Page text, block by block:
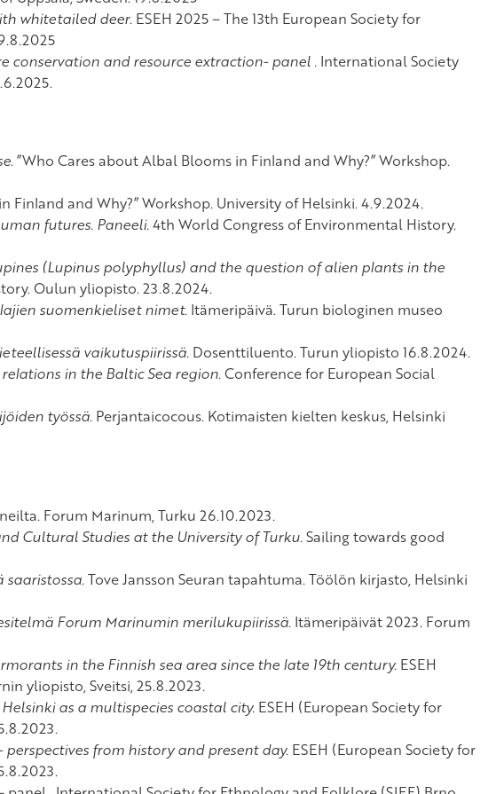
whitetailed deer. ESEH 2025 – The 13th European Society for
conservation and resource extraction- panel . International Society
. ”Who Cares about Albal Blooms in Finland and Why?” Workshop.
and Why?” Workshop. University of Helsinki. 4.9.2024.
futures. Paneeli.4th World Congress of Environmental History.
(Lupinus polyphyllus) and the question of alien plants in the
Oulun yliopisto. 23.8.2024.
suomenkieliset nimet. Itämeripäivä. Turun biologinen museo
vaikutuspiirissä. Dosenttiluento. Turun yliopisto 16.8.2024.
in the Baltic Sea region. Conference for European Social
työssä. Perjantaicocous. Kotimaisten kielten keskus, Helsinki
Forum Marinum, Turku 26.10.2023.
Cultural Studies at the University of Turku. Sailing towards good
saaristossa.Tove Jansson Seuran tapahtuma. Töölön kirjasto, Helsinki
Forum Marinumin merilukupiirissä. Itämeripäivät 2023. Forum
in the Finnish sea area since the late 19th century. ESEH
yliopisto, Sveitsi, 25.8.2023.
as a multispecies coastal city. ESEH (European Society for
from history and present day. ESEH (European Society for